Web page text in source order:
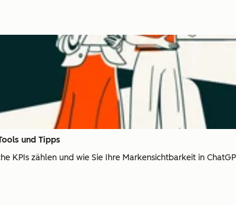
und Tipps
KPIs zählen und wie Sie Ihre Markensichtbarkeit in